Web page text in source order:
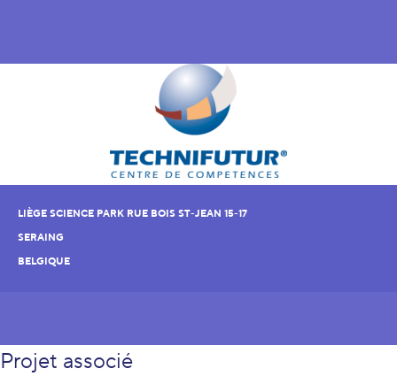
LIÈGE SCIENCE PARK RUE BOIS ST-JEAN 15-17
SERAING
BELGIQUE
Projet associé